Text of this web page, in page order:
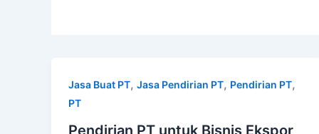
Jasa Buat PT, Jasa Pendirian PT, Pendirian PT,
PT
Pendirian PT untuk Bisnis Ekspor